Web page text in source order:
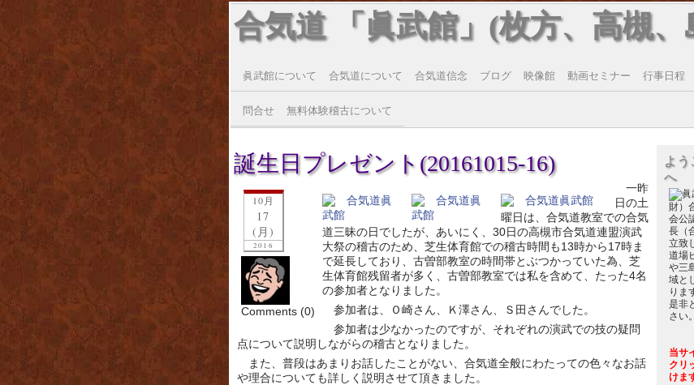
合気道 「眞武館」(枚方、高槻、
眞武館について 合気道について 合気道信念 ブログ 映像館 動画セミナー 行事日程
問合せ 無料体験稽古について
誕生日プレゼント(20161015-16)
10月
17
(月)
2016
Comments (0)
一昨
日の土
曜日は、合気道教室での合気
道三昧の日でしたが、あいにく、30日の高槻市合気道連盟演武
大祭の稽古のため、芝生体育館での稽古時間も13時から17時ま
で延長しており、古曽部教室の時間帯とぶつかっていた為、芝
生体育館残留者が多く、古曽部教室では私を含めて、たった4名
の参加者となりました。
参加者は、Ｏ崎さん、Ｋ澤さん、Ｓ田さんでした。
参加者は少なかったのですが、それぞれの演武での技の疑問
点について説明しながらの稽古となりました。
また、普段はあまりお話したことがない、合気道全般にわたっての色々なお話
や理合についても詳しく説明させて頂きました。
よう
へ
財）
会公
長（
立致
道場
や三
域と
りま
是非
さい。
当サ
クリ
けま